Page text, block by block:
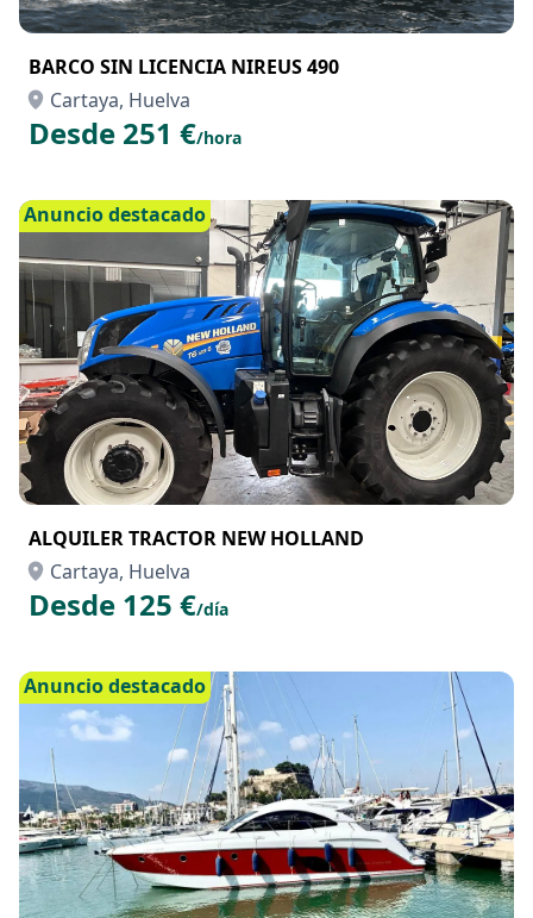
BARCO SIN LICENCIA NIREUS 490
Cartaya, Huelva
Desde 251 €/hora
Anuncio destacado
ALQUILER TRACTOR NEW HOLLAND
Cartaya, Huelva
Desde 125 €/día
Anuncio destacado